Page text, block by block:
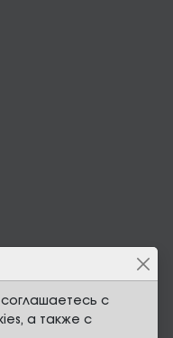
с
а также с